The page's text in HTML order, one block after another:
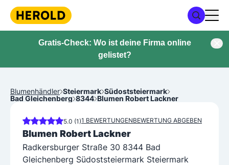
Gratis-Check: Wo ist deine Firma online
gelistet?
Blumenhändler Steiermark Südoststeiermark
Bad Gleichenberg 8344 Blumen Robert Lackner
5.0 (1)1 BEWERTUNGENBEWERTUNG ABGEBEN
Blumen Robert Lackner
Radkersburger Straße 30 8344 Bad
Gleichenberg Südoststeiermark Steiermark